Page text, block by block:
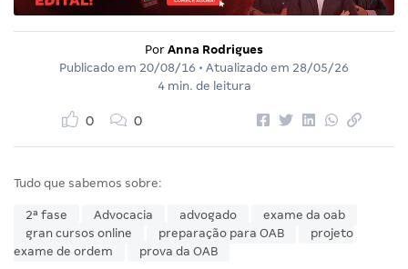
Por Anna Rodrigues
Publicado em 20/08/16 • Atualizado em 28/05/26
4 min. de leitura
0 0
Tudo que sabemos sobre:
2ª fase Advocacia advogado
exame da oab
gran cursos online
preparação para OAB
projeto
exame de ordem
prova da OAB